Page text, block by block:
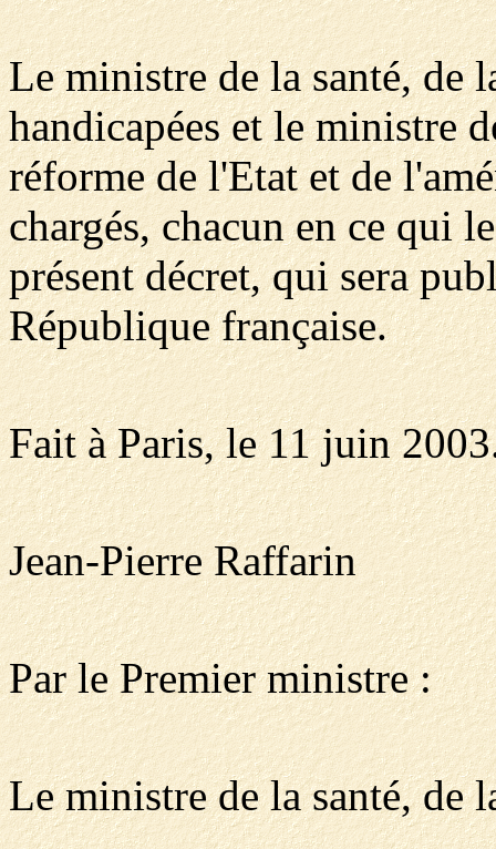
Le ministre de la santé, de
handicapées et le ministre
réforme de l'Etat et de
chargés, chacun en ce qui
présent décret, qui sera
République française.
Fait à Paris, le 11 juin
Jean-Pierre Raffarin
Par le Premier ministre :
Le ministre de la santé, de